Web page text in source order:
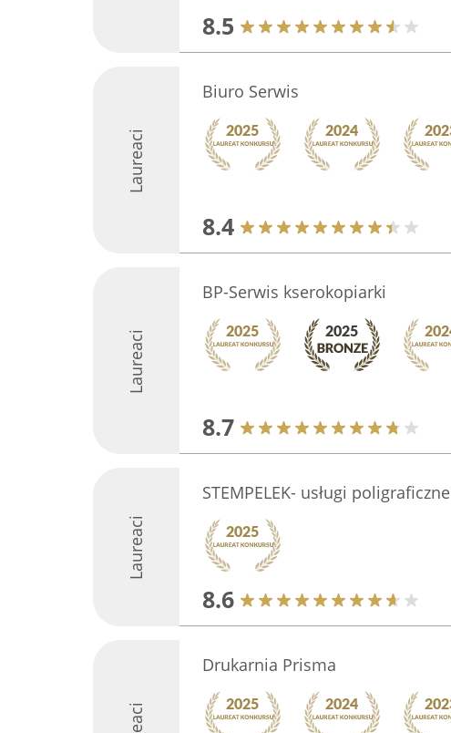
8.5
Laureaci
Biuro Serwis
8.4
Laureaci
BP-Serwis kserokopiarki
8.7
Laureaci
STEMPELEK- usługi poligraficzne
8.6
Drukarnia Prisma